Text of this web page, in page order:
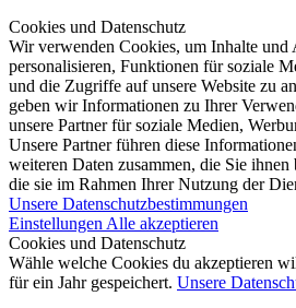
Cookies und Datenschutz
Wir verwenden Cookies, um Inhalte und
personalisieren, Funktionen für soziale
und die Zugriffe auf unsere Website zu
geben wir Informationen zu Ihrer
unsere Partner für soziale Medien,
Unsere Partner führen diese
weiteren Daten zusammen, die Sie ihnen
die sie im Rahmen Ihrer Nutzung der
Unsere Datenschutzbestimmungen
Einstellungen Alle akzeptieren
Cookies und Datenschutz
Wähle welche Cookies du akzeptieren
für ein Jahr gespeichert. Unsere